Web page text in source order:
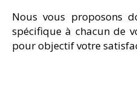
Nous vous proposons
spécifique à chacun de
pour objectif votre